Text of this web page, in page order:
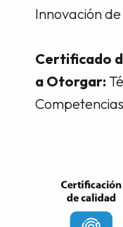
Innovación
Certificado
a Otorgar: